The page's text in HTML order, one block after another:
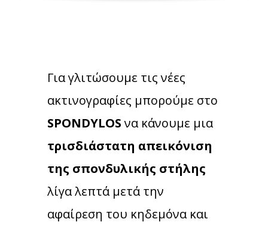
Για γλιτώσουμε τις νέες
ακτινογραφίες μπορούμε στο
SPONDYLOSνα κάνουμε μια
τρισδιάστατη απεικόνιση
της σπονδυλικής στήλης
λίγα λεπτά μετά την
αφαίρεση του κηδεμόνα και